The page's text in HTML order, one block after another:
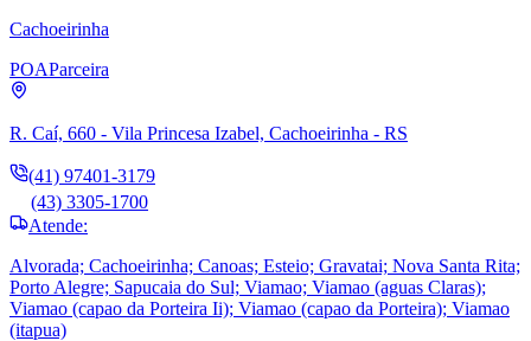
Cachoeirinha
POAParceira
R. Caí, 660 - Vila Princesa Izabel, Cachoeirinha - RS
(41) 97401-3179
(43) 3305-1700
Atende:
Alvorada; Cachoeirinha; Canoas; Esteio; Gravatai; Nova Santa Rita;
Porto Alegre; Sapucaia do Sul; Viamao; Viamao (aguas Claras);
Viamao (capao da Porteira Ii); Viamao (capao da Porteira); Viamao
(itapua)